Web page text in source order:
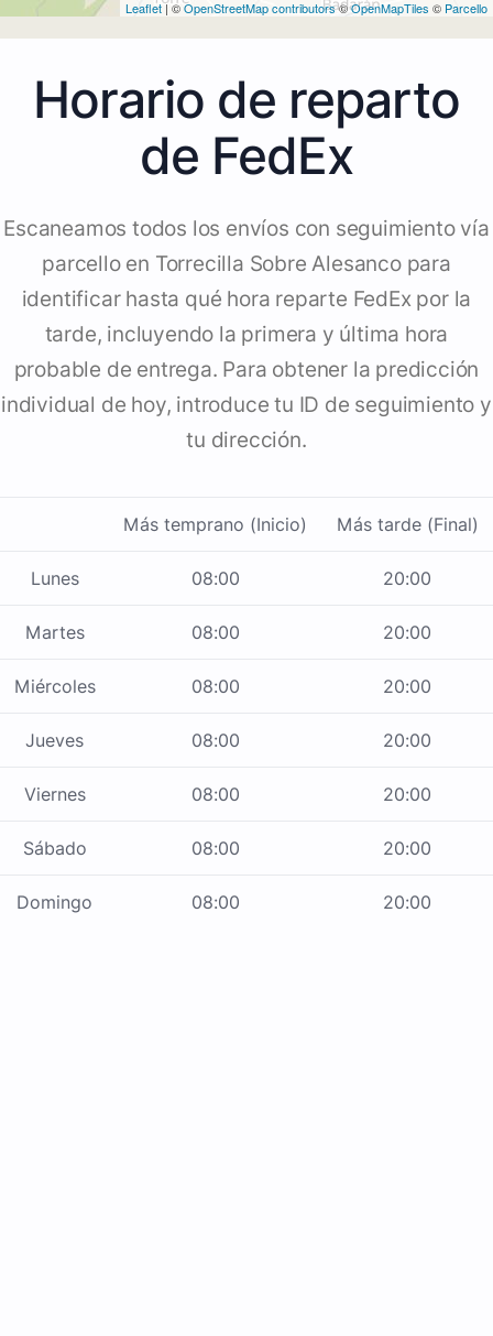
Leaflet| ©OpenStreetMap contributors©OpenMapTiles © Parcello
Horario de reparto
de FedEx
Escaneamos todos los envíos con seguimiento vía
parcello en Torrecilla Sobre Alesanco para
identificar hasta qué hora reparte FedEx por la
tarde, incluyendo la primera y última hora
probable de entrega. Para obtener la predicción
individual de hoy, introduce tu ID de seguimiento y
tu dirección.
Más temprano (Inicio) Más tarde (Final)
Lunes 08:00 20:00
Martes 08:00 20:00
Miércoles 08:00 20:00
Jueves 08:00 20:00
Viernes 08:00 20:00
Sábado 08:00 20:00
Domingo 08:00 20:00